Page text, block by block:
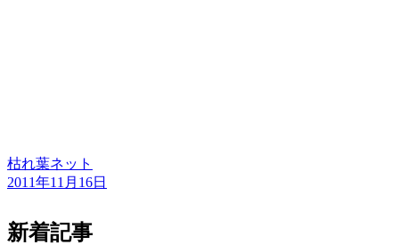
枯れ葉ネット
2011年11月16日
新着記事